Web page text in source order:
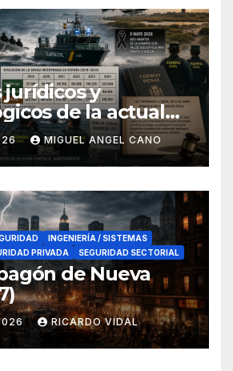
jurídicos y
de la actual
el narcotráfico
España
MIGUEL ANGEL CANO
INGENIERÍA / SISTEMAS
PRIVADA
SEGURIDAD SECTORIAL
de Nueva
RICARDO VIDAL